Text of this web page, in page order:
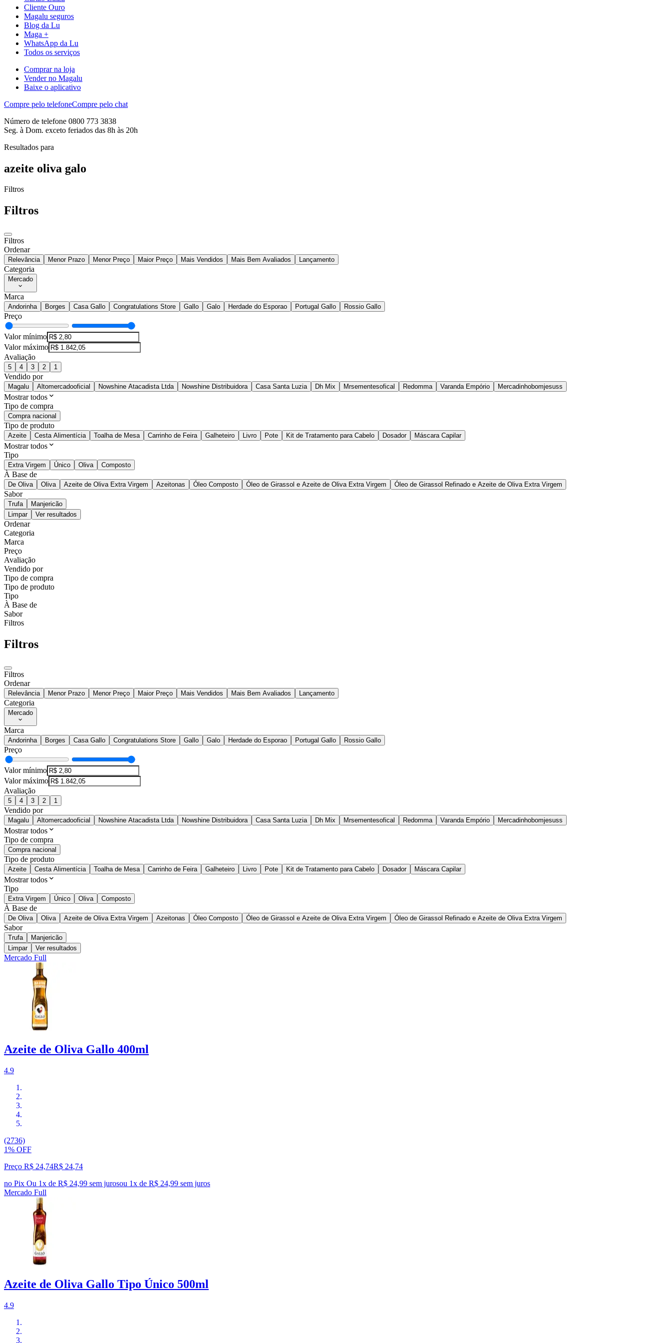
Cliente Ouro
Magalu seguros
Blog da Lu
Maga +
WhatsApp da Lu
Todos os serviços
Comprar na loja
Vender no Magalu
Baixe o aplicativo
Compre pelo telefoneCompre pelo chat
Número de telefone 0800 773 3838
Seg. à Dom. exceto feriados das 8h às 20h
Resultados para
azeite oliva galo
Filtros
Filtros
Filtros
Ordenar
Relevância Menor Prazo Menor Preço Maior Preço Mais Vendidos Mais Bem Avaliados Lançamento
Categoria
Mercado
Marca
Andorinha Borges Casa Gallo Congratulations Store Gallo Galo Herdade do Esporao Portugal Gallo Rossio Gallo
Preço
Valor mínimo
Valor máximo
Avaliação
5 4 3 2 1
Vendido por
Magalu Altomercadooficial Nowshine Atacadista Ltda Nowshine Distribuidora Casa Santa Luzia Dh Mix Mrsementesofical Redomma Varanda Empório Mercadinhobomjesuss
Mostrar todos
Tipo de compra
Compra nacional
Tipo de produto
Azeite Cesta Alimentícia Toalha de Mesa Carrinho de Feira Galheteiro Livro Pote Kit de Tratamento para Cabelo Dosador Máscara Capilar
Mostrar todos
Tipo
Extra Virgem Único Oliva Composto
À Base de
De Oliva Oliva Azeite de Oliva Extra Virgem Azeitonas Óleo Composto Óleo de Girassol e Azeite de Oliva Extra Virgem Óleo de Girassol Refinado e Azeite de Oliva Extra Virgem
Sabor
Trufa
Manjericão
Limpar
Ver resultados
Ordenar
Categoria
Marca
Preço
Avaliação
Vendido por
Tipo de compra
Tipo de produto
Tipo
À Base de
Sabor
Filtros
Filtros
Filtros
Ordenar
Relevância Menor Prazo Menor Preço Maior Preço Mais Vendidos Mais Bem Avaliados Lançamento
Categoria
Mercado
Marca
Andorinha Borges Casa Gallo Congratulations Store Gallo Galo Herdade do Esporao Portugal Gallo Rossio Gallo
Preço
Valor mínimo
Valor máximo
Avaliação
5 4 3 2 1
Vendido por
Magalu Altomercadooficial Nowshine Atacadista Ltda Nowshine Distribuidora Casa Santa Luzia Dh Mix Mrsementesofical Redomma Varanda Empório Mercadinhobomjesuss
Mostrar todos
Tipo de compra
Compra nacional
Tipo de produto
Azeite Cesta Alimentícia Toalha de Mesa Carrinho de Feira Galheteiro Livro Pote Kit de Tratamento para Cabelo Dosador Máscara Capilar
Mostrar todos
Tipo
Extra Virgem Único Oliva Composto
À Base de
De Oliva Oliva Azeite de Oliva Extra Virgem Azeitonas Óleo Composto Óleo de Girassol e Azeite de Oliva Extra Virgem Óleo de Girassol Refinado e Azeite de Oliva Extra Virgem
Sabor
Trufa
Manjericão
Limpar
Ver resultados
Mercado Full
Azeite de Oliva Gallo 400ml
4.9
(2736)
1% OFF
Preço R$ 24,74R$ 24,74
no Pix Ou 1x de R$ 24,99 sem jurosou 1x de R$ 24,99 sem juros
Mercado Full
Azeite de Oliva Gallo Tipo Único 500ml
4.9